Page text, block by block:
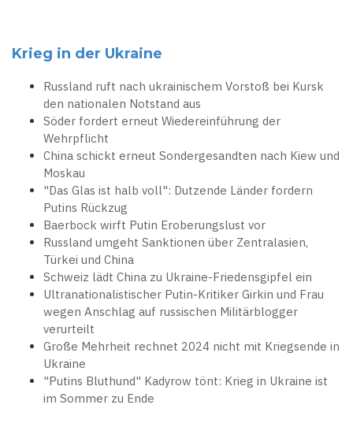
Krieg in der Ukraine
Russland ruft nach ukrainischem Vorstoß bei Kursk
den nationalen Notstand aus
Söder fordert erneut Wiedereinführung der
Wehrpflicht
China schickt erneut Sondergesandten nach Kiew und
Moskau
"Das Glas ist halb voll": Dutzende Länder fordern
Putins Rückzug
Baerbock wirft Putin Eroberungslust vor
Russland umgeht Sanktionen über Zentralasien,
Türkei und China
Schweiz lädt China zu Ukraine-Friedensgipfel ein
Ultranationalistischer Putin-Kritiker Girkin und Frau
wegen Anschlag auf russischen Militärblogger
verurteilt
Große Mehrheit rechnet 2024 nicht mit Kriegsende in
Ukraine
"Putins Bluthund" Kadyrow tönt: Krieg in Ukraine ist
im Sommer zu Ende